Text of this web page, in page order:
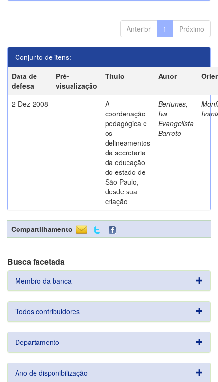
Anterior 1 Próximo
Conjunto de itens:
Data de
defesa
Pré-
visualização
Título Autor
2-Dez-2008
A
coordenação
pedagógica e
os
delineamentos
da secretaria
da educação
do estado de
São Paulo,
desde sua
criação
Bertunes,
Iva
Evangelista
Barreto
Compartilhamento
Busca facetada
Membro da banca
Todos contribuidores
Departamento
Ano de disponibilização